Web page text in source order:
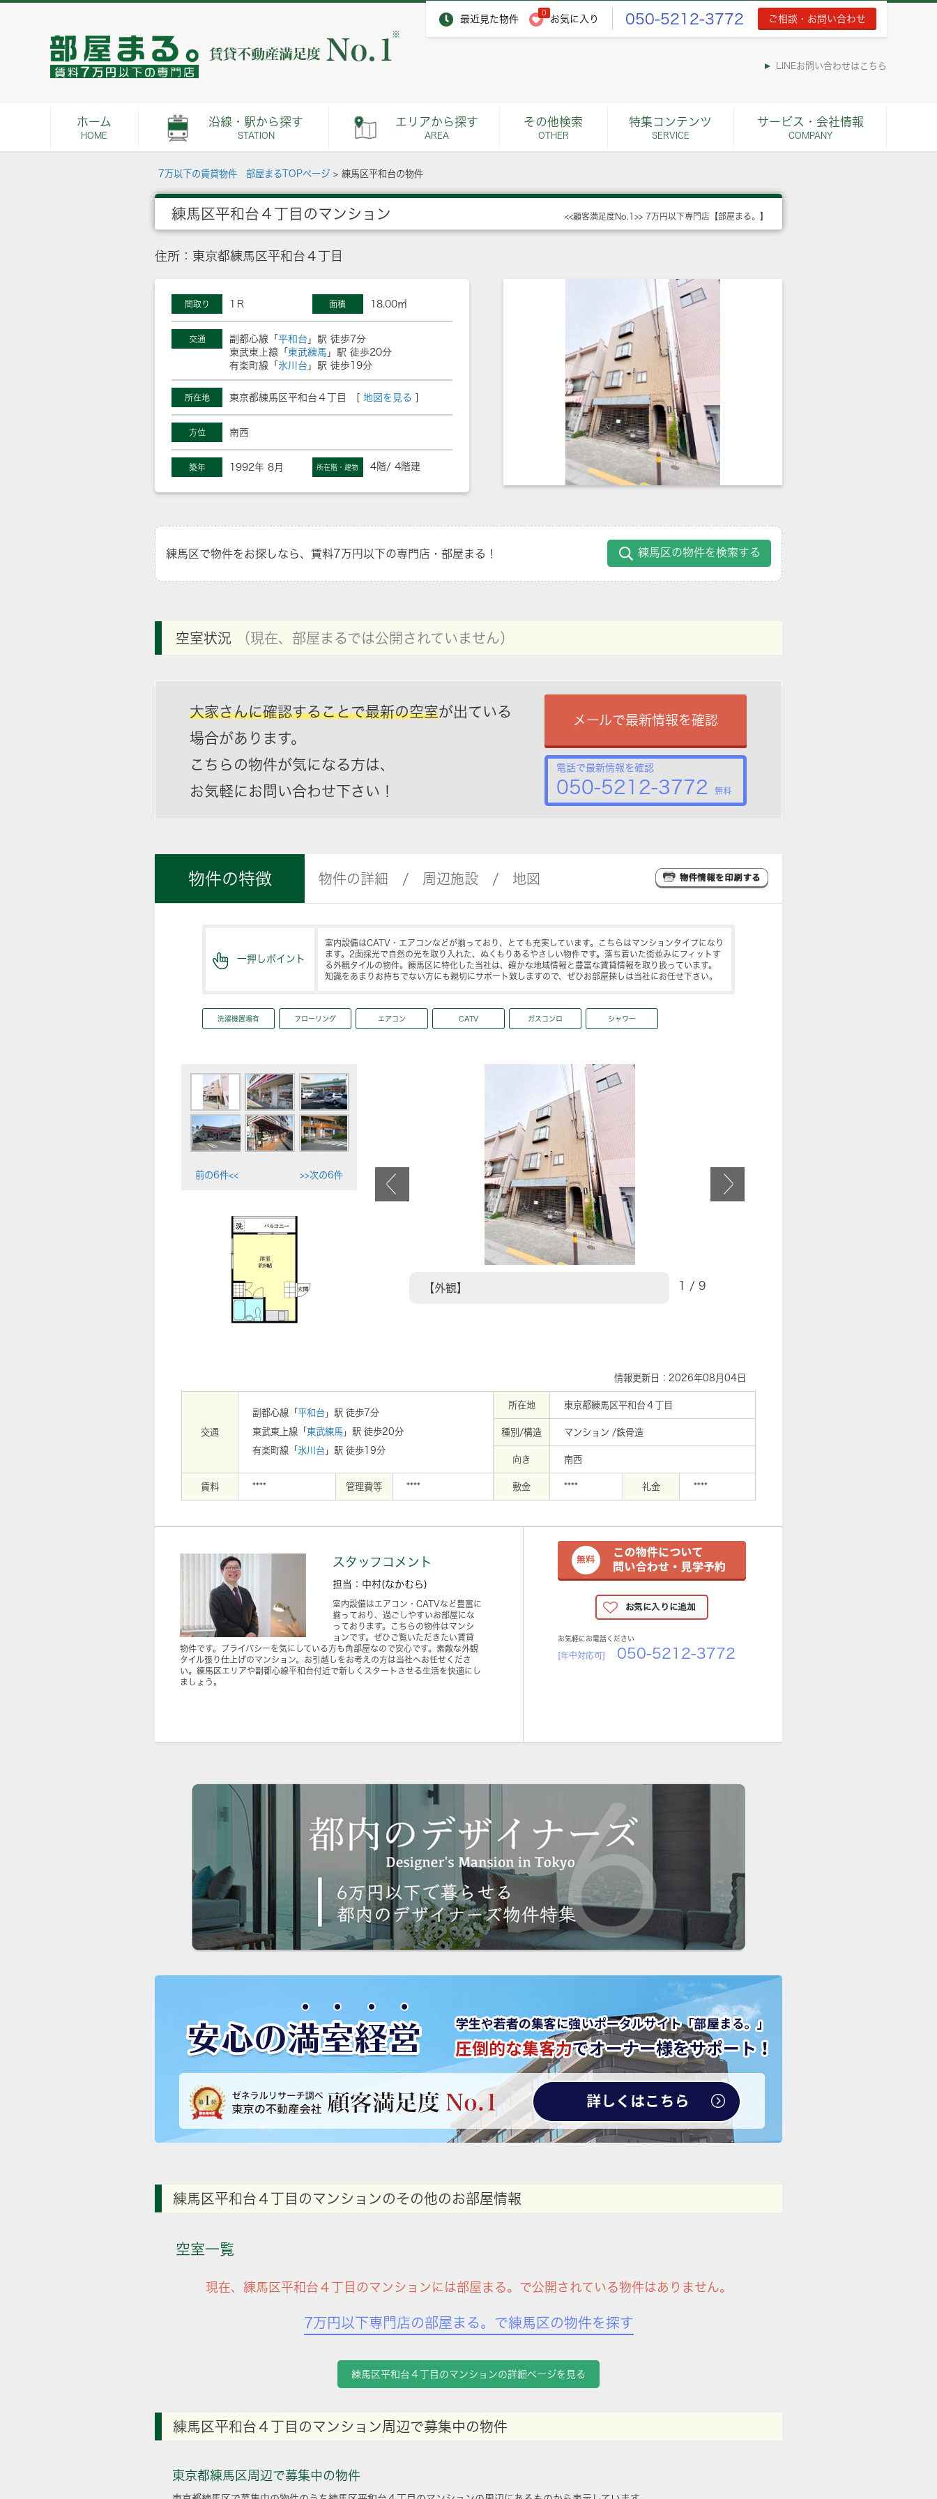
最近見た物件
0
お気に入り 050-5212-3772 ご相談・お問い合わせ
※
LINEお問い合わせはこちら
ホーム
HOME
沿線・駅から探す
STATION
エリアから探す
AREA
その他検索
OTHER
特集コンテンツ
SERVICE
サービス・会社情報
COMPANY
7万以下の賃貸物件 部屋まるTOPページ > 練馬区平和台の物件
練馬区平和台４丁目のマンション <<顧客満足度No.1>> 7万円以下専門店【部屋まる。】
住所：東京都練馬区平和台４丁目
間取り 1Ｒ 面積 18.00㎡
交通 副都心線「 平和台 」駅 徒歩7分
東武東上線「 東武練馬 」駅 徒歩20分
有楽町線「 氷川台 」駅 徒歩19分
所在地 東京都練馬区平和台４丁目 [ 地図を見る
方位 南西
築年 1992年 8月 所在階・建物 4階/ 4階建
練馬区で物件をお探しなら、賃料7万円以下の専門店・部屋まる！ 練馬区の物件を検索する
空室状況 （現在、部屋まるでは公開されていません）
大家さんに確認することで最新の空室が出ている
場合があります。
こちらの物件が気になる方は、
お気軽にお問い合わせ下さい！
メールで最新情報を確認
電話で最新情報を確認
050-5212-3772 無料
物件の特徴 物件の詳細 周辺施設 地図
一押しポイント
室内設備はCATV・エアコンなどが揃っており、とても充実しています。こちらはマンションタイプになり
ます。2面採光で自然の光を取り入れた、ぬくもりあるやさしい物件です。落ち着いた街並みにフィットす
る外観タイルの物件。練馬区に特化した当社は、確かな地域情報と豊富な賃貸情報を取り扱っています。
知識をあまりお持ちでない方にも親切にサポート致しますので、ぜひお部屋探しは当社にお任せ下さい。
洗濯機置場有 フローリング エアコン CATV ガスコンロ シャワー
前の6件<< >>次の6件
【周辺】ドン・キホーテ練馬店まで669m
【外観】
1 / 9
情報更新日：2026年08月04日
交通
副都心線「 平和台 」駅 徒歩7分
東武東上線「 東武練馬 」駅 徒歩20分
有楽町線「 氷川台 」駅 徒歩19分
所在地 東京都練馬区平和台４丁目
種別/構造 マンション /鉄骨造
向き 南西
賃料 **** 管理費等 **** 敷金 **** 礼金 ****
スタッフコメント
担当：中村(なかむら)
室内設備はエアコン・CATVなど豊富に
揃っており、過ごしやすいお部屋にな
っております。こちらの物件はマンシ
ョンです。ぜひご覧いただきたい賃貸
物件です。プライバシーを気にしている方も角部屋なので安心です。素敵な外観
タイル張り仕上げのマンション。お引越しをお考えの方は当社へお任せくださ
い。練馬区エリアや副都心線平和台付近で新しくスタートさせる生活を快適にし
ましょう。
お気軽にお電話ください
[年中対応可] 050-5212-3772
練馬区平和台４丁目のマンションのその他のお部屋情報
空室一覧
現在、練馬区平和台４丁目のマンションには部屋まる。で公開されている物件はありません。
7万円以下専門店の部屋まる。で練馬区の物件を探す
練馬区平和台４丁目のマンションの詳細ページを見る
練馬区平和台４丁目のマンション周辺で募集中の物件
東京都練馬区周辺で募集中の物件